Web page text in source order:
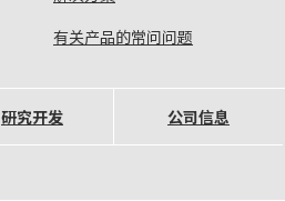
有关产品的常问问题
研究开发 公司信息